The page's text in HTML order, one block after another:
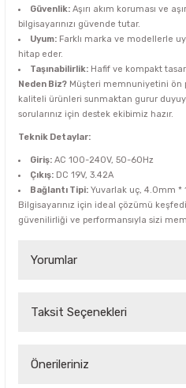
Güvenlik: Aşırı akım koruması ve
bilgisayarınızı güvende tutar.
Uyum: Farklı marka ve modellerle
hitap eder.
Taşınabilirlik: Hafif ve kompakt
Neden Biz? Müşteri memnuniyetini ön
kaliteli ürünleri sunmaktan gurur
sorularınız için destek ekibimiz hazır.
Teknik Detaylar:
Giriş: AC 100-240V, 50-60Hz
Çıkış: DC 19V, 3.42A
Bağlantı Tipi: Yuvarlak uç, 4.0mm *
Bilgisayarınız için ideal çözümü
güvenilirliği ve performansıyla sizi
Yorumlar
Bu ürüne ilk
Taksit Seçenekleri
Önerileriniz